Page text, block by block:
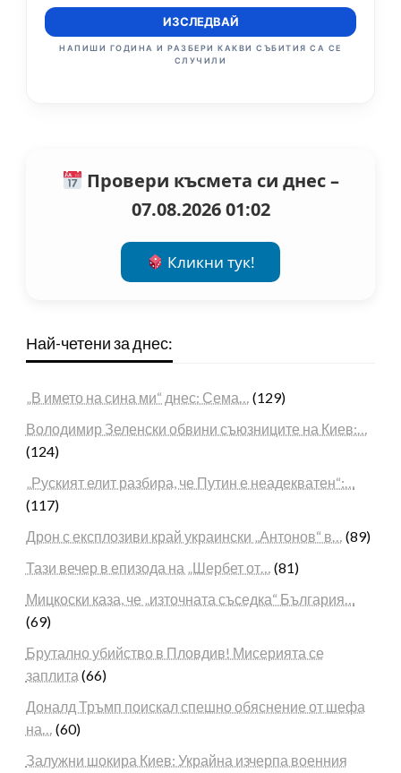
ИЗСЛЕДВАЙ
НАПИШИ ГОДИНА И РАЗБЕРИ КАКВИ СЪБИТИЯ СА СЕ
СЛУЧИЛИ
Провери късмета си днес –
07.08.2026 01:02
Кликни тук!
Най-четени за днес:
„В името на сина ми“ днес: Сема… (129)
Володимир Зеленски обвини съюзниците на Киев:…
(124)
„Руският елит разбира, че Путин е неадекватен“:…
(117)
Дрон с експлозиви край украински „Антонов“ в… (89)
Тази вечер в епизода на „Шербет от… (81)
Мицкоски каза, че „източната съседка“ България…
(69)
Брутално убийство в Пловдив! Мисерията се
заплита (66)
Доналд Тръмп поискал спешно обяснение от шефа
на… (60)
Залужни шокира Киев: Украйна изчерпа военния